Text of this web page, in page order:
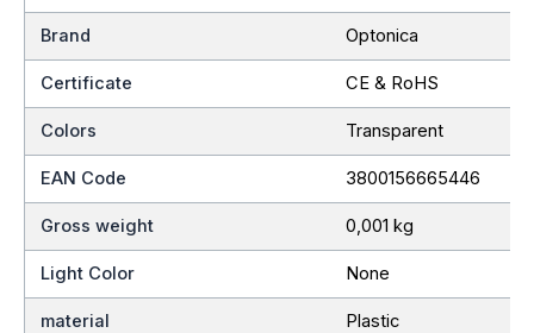
Brand Optonica
Certificate CE & RoHS
Colors Transparent
EAN Code 3800156665446
Gross weight 0,001 kg
Light Color None
material Plastic